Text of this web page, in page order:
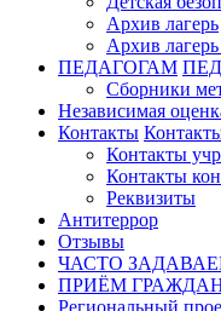
Архив лагерь
Архив лагерь
ПЕДАГОГАМ
Сборники
Независимая
Контакты
Контакты
Контакты
Реквизиты
Антитеррор
Отзывы
ЧАСТО
ПРИЁМ
Региональный